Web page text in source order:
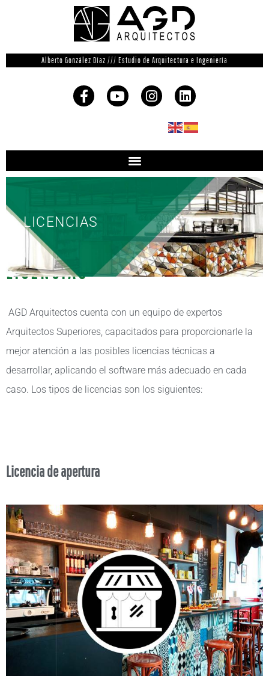
Alberto González Díaz /// Estudio de Arquitectura e Ingeniería
LICENCIAS
LICENCIAS
AGD Arquitectos cuenta con un equipo de expertos
Arquitectos Superiores, capacitados para proporcionarle la
mejor atención a las posibles licencias técnicas a
desarrollar, aplicando el software más adecuado en cada
caso. Los tipos de licencias son los siguientes:
Licencia de apertura